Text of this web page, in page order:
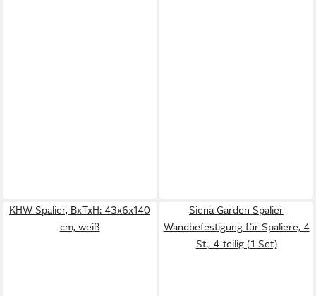
KHW Spalier, BxTxH: 43x6x140
cm, weiß
Siena Garden Spalier
Wandbefestigung für Spaliere, 4
St., 4-teilig (1 Set)